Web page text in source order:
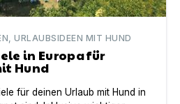
URLAUBSIDEEN MIT HUND
in Europa für
Hund
für deinen Urlaub mit Hund in